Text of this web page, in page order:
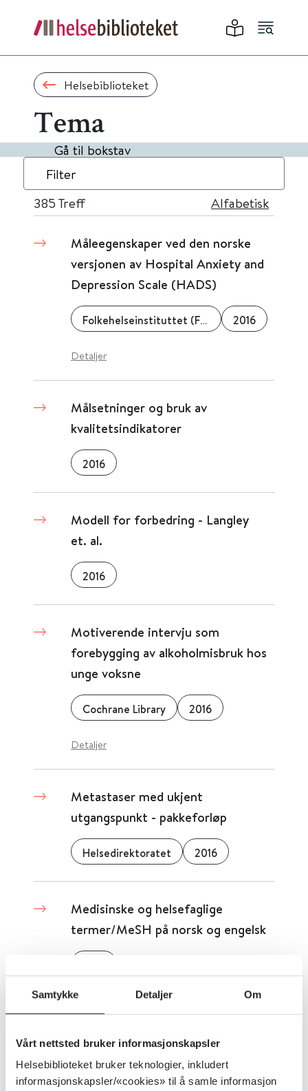
Samtykke Detaljer Om
Vårt nettsted bruker informasjonskapsler
Helsebiblioteket bruker teknologier, inkludert
informasjonskapsler/«cookies» til å samle informasjon
Helsebiblioteket
Tema
Gå til bokstav
Filter
385 Treff Alfabetisk
Måleegenskaper ved den norske
versjonen av Hospital Anxiety and
Depression Scale (HADS)
Folkehelseinstituttet (FHI) 2016
Detaljer
Målsetninger og bruk av
kvalitetsindikatorer
2016
Modell for forbedring - Langley
et. al.
2016
Motiverende intervju som
forebygging av alkoholmisbruk hos
unge voksne
Cochrane Library 2016
Detaljer
Metastaser med ukjent
utgangspunkt - pakkeforløp
Helsedirektoratet 2016
Medisinske og helsefaglige
termer/MeSH på norsk og engelsk
Martindale – nå kun tilgang via
Micromedex
2016